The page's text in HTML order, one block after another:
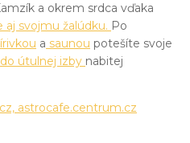
a okrem srdca vďaka
aj svojmu žalúdku. Po
a saunou potešíte svoje
do útulnej izby nabitej
astrocafe.centrum.cz